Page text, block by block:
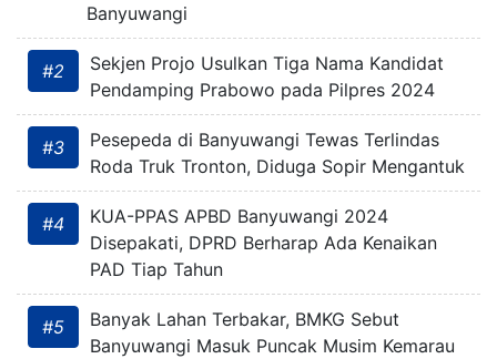
Banyuwangi
#2
Sekjen Projo Usulkan Tiga Nama Kandidat
Pendamping Prabowo pada Pilpres 2024
#3
Pesepeda di Banyuwangi Tewas Terlindas
Roda Truk Tronton, Diduga Sopir Mengantuk
#4
KUA-PPAS APBD Banyuwangi 2024
Disepakati, DPRD Berharap Ada Kenaikan
PAD Tiap Tahun
#5
Banyak Lahan Terbakar, BMKG Sebut
Banyuwangi Masuk Puncak Musim Kemarau